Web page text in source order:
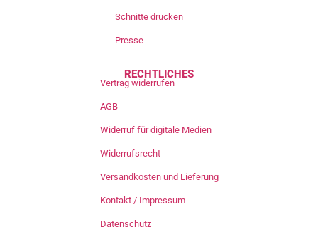
Schnitte drucken
Presse
RECHTLICHES
Vertrag widerrufen
AGB
Widerruf für digitale Medien
Widerrufsrecht
Versandkosten und Lieferung
Kontakt / Impressum
Datenschutz